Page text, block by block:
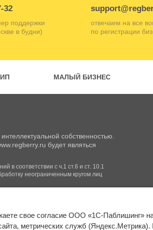
32
поддержки
в будни)
отвечаем на все
по регистрации
МАЛЫЙ БИЗНЕС
собственностью.
будет являться
в соответствии с ч.1 ст.6 и ст. 10.1
неограниченным кругом лиц
«1С»
Карта сайта
свое согласие ООО «1С-Паблишинг»
метрических служб (Яндекс.Метрика).